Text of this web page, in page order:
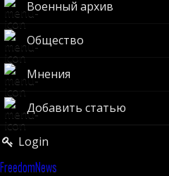
Военный архив
Общество
Мнения
Добавить статью
Login
FreedomNews